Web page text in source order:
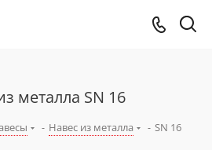
металла SN 16
- Навес из металла - SN 16